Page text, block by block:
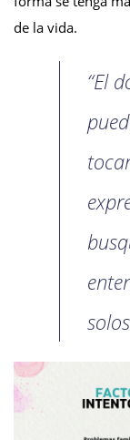
de la vida.
“El